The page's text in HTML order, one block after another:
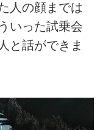
人の顔までは
いった試乗会
と話ができま